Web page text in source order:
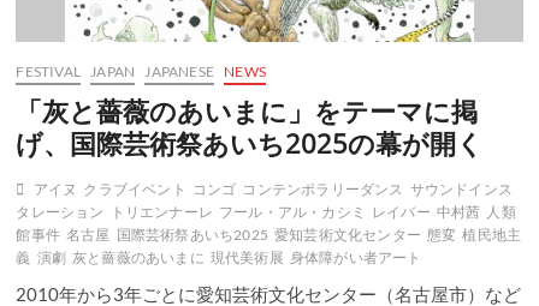
FESTIVAL JAPAN JAPANESE NEWS
「灰と薔薇のあいまに」をテーマに掲
げ、国際芸術祭あいち2025の幕が開く
アイヌ クラブイベント コンゴ コンテンポラリーダンス サウンドインス
タレーション
トリエンナーレ フール・アル・カシミ レイバー 中村茜 人類
館事件 名古屋 国際芸術祭あいち2025 愛知芸術文化センター 態変 植民地主
義 演劇 灰と薔薇のあいまに 現代美術展 身体障がい者アート
2010年から3年ごとに愛知芸術文化センター（名古屋市）など